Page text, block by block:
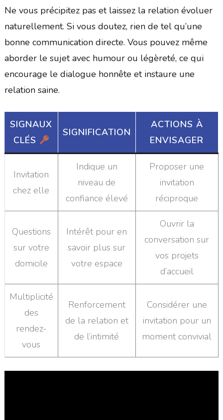
Ne vous précipitez pas et laissez la relation évoluer
naturellement. Si vous doutez, rien de tel qu’une
bonne communication directe. Vous pouvez même
aborder le sujet avec humour ou légèreté, ce qui
encourage le dialogue honnête et instaure une
relation saine.
SIGNAUX
CLÉS
SIGNIFICATION
ACTIONS À
ENVISAGER
Invitation
chez elle
Indique un
niveau de
confiance élevé
Proposer une
invitation
réciproque
Questions
sur votre
domicile
Intérêt pour en
savoir plus sur
votre espace
Ouvrir la
conversation sur
vos projets
d’accueil
Multiplicité
des
rendez-
vous
Renforcement
de la relation et
de l’intimité
Considérer une
invitation pour un
moment convivial